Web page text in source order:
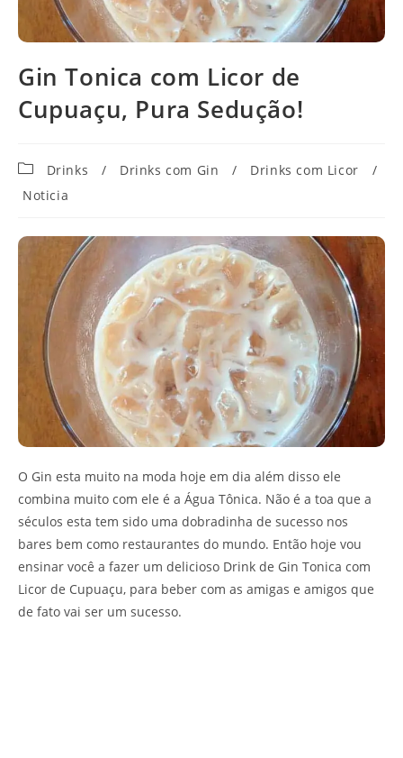
Gin Tonica com Licor de
Cupuaçu, Pura Sedução!
Categoria
post:
Drinks / Drinks com Gin / Drinks com Licor
/
Noticia
O Gin esta muito na moda hoje em dia além disso ele
combina muito com ele é a Água Tônica. Não é a toa que a
séculos esta tem sido uma dobradinha de sucesso nos
bares bem como restaurantes do mundo. Então hoje vou
ensinar você a fazer um delicioso Drink de Gin Tonica com
Licor de Cupuaçu, para beber com as amigas e amigos que
de fato vai ser um sucesso.